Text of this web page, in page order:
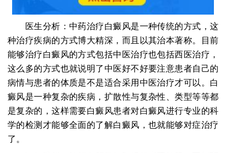
医生分析：中药治疗白癜风是一种传统的方式，这
种治疗疾病的方式博大精深，而且以其治本著称。目前
能够治疗白癜风的方式包括中医治疗也包括西医治疗，
这么多的方式也就说明了中医好不好要注意患者自己的
病情与患者的体质是不是适合采用中医治疗才可以。白
癜风是一种复杂的疾病，扩散性与复杂性、类型等等都
是复杂的，这样需要白癜风患者对白癜风进行专业的科
学的检测才能够全面的了解白癜风，也就能够对症治疗
了。